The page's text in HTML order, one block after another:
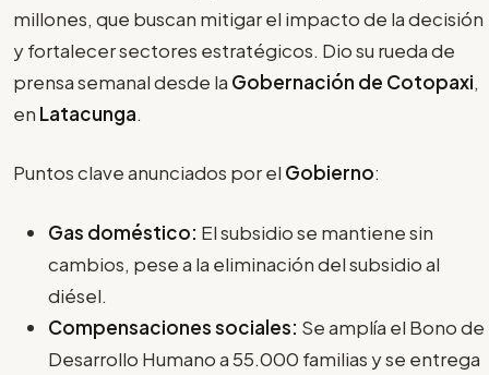
millones, que buscan mitigar el impacto de la decisión
y fortalecer sectores estratégicos. Dio su rueda de
prensa semanal desde la Gobernación de Cotopaxi,
en Latacunga.
Puntos clave anunciados por el Gobierno:
Gas doméstico: El subsidio se mantiene sin
cambios, pese a la eliminación del subsidio al
diésel.
Compensaciones sociales: Se amplía el Bono de
Desarrollo Humano a 55.000 familias y se entrega